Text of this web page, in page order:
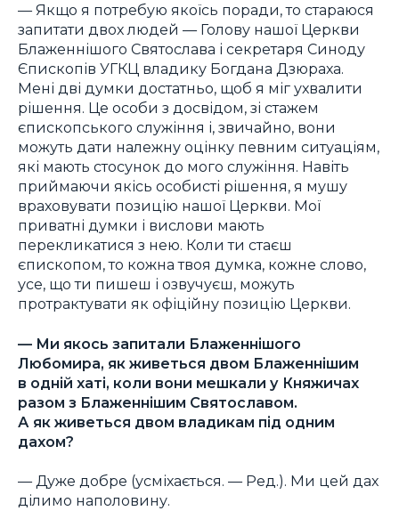
— Якщо я потребую якоїсь поради, то стараюся
запитати двох людей — Голову нашої Церкви
Блаженнішого Святослава і секретаря Синоду
Єпископів УГКЦ владику Богдана Дзюраха.
Мені дві думки достатньо, щоб я міг ухвалити
рішення. Це особи з досвідом, зі стажем
єпископського служіння і, звичайно, вони
можуть дати належну оцінку певним ситуаціям,
які мають стосунок до мого служіння. Навіть
приймаючи якісь особисті рішення, я мушу
враховувати позицію нашої Церкви. Мої
приватні думки і вислови мають
перекликатися з нею. Коли ти стаєш
єпископом, то кожна твоя думка, кожне слово,
усе, що ти пишеш і озвучуєш, можуть
протрактувати як офіційну позицію Церкви.
— Ми якось запитали Блаженнішого
Любомира, як живеться двом Блаженнішим
в одній хаті, коли вони мешкали у Княжичах
разом з Блаженнішим Святославом.
А як живеться двом владикам під одним
дахом?
— Дуже добре (усміхається. — Ред.). Ми цей дах
ділимо наполовину.